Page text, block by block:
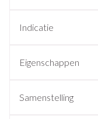
Indicatie
Eigenschappen
Samenstelling